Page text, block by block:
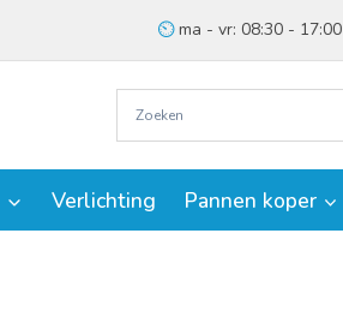
ma - vr: 08:30 - 17:00
Verlichting Pannen koper